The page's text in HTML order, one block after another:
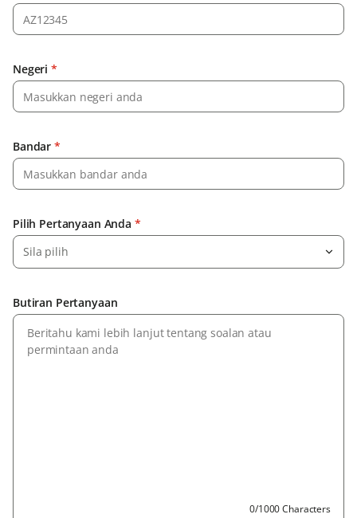
Negeri *
Bandar *
Pilih Pertanyaan Anda *
Sila pilih
Butiran Pertanyaan
0/1000 Characters